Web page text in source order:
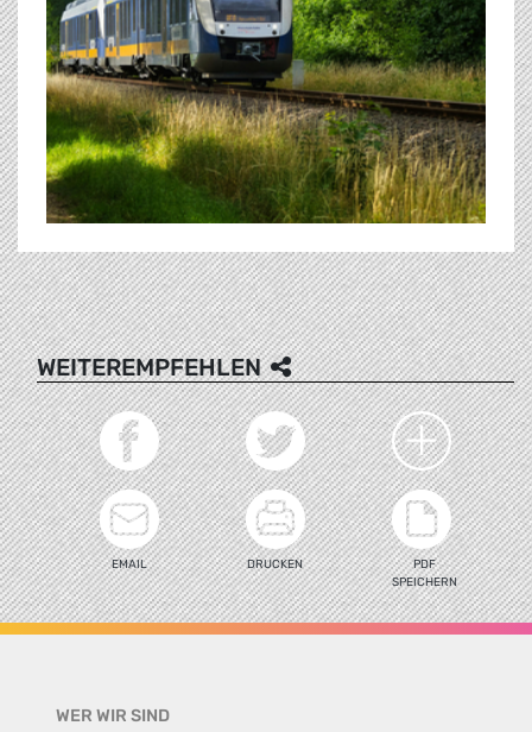
WEITEREMPFEHLEN
EMAIL DRUCKEN
PDF
SPEICHERN
WER WIR SIND